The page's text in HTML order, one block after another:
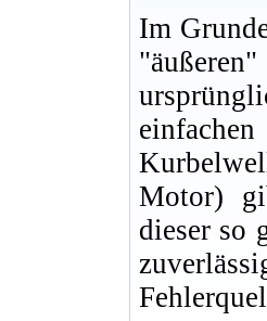
Im
Motor)
dieser so